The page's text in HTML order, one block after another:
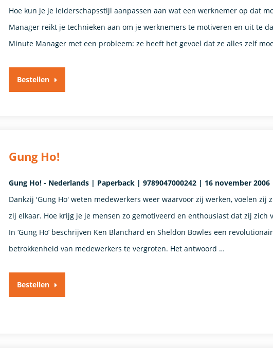
Hoe kun je je leiderschapsstijl aanpassen aan wat een werknemer op dat
Manager reikt je technieken aan om je werknemers te motiveren en uit te
Minute Manager met een probleem: ze heeft het gevoel dat ze alles zelf
Bestellen
Gung Ho!
Gung Ho! - Nederlands | Paperback | 9789047000242 | 16 november
Dankzij 'Gung Ho' weten medewerkers weer waarvoor zij werken, voelen
zij elkaar. Hoe krijg je je mensen zo gemotiveerd en enthousiast dat zij
In ‘Gung Ho’ beschrijven Ken Blanchard en Sheldon Bowles een
betrokkenheid van medewerkers te vergroten. Het antwoord …
Bestellen